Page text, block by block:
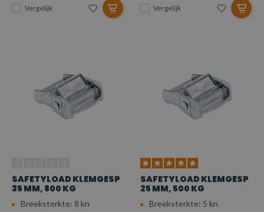
Vergelijk Vergelijk
SAFETYLOAD KLEMGESP
35 MM, 800 KG
Breeksterkte: 8 kn
SAFETYLOAD KLEMGESP
25 MM, 500 KG
Breeksterkte: 5 kn